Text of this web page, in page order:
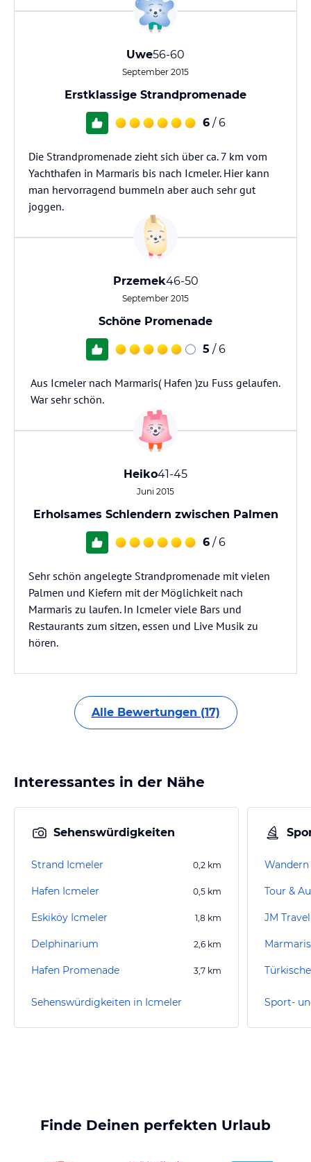
Uwe56-60
September 2015
Erstklassige Strandpromenade
6 / 6
Die Strandpromenade zieht sich über ca. 7 km vom
Yachthafen in Marmaris bis nach Icmeler. Hier kann
man hervorragend bummeln aber auch sehr gut
joggen.
Przemek46-50
September 2015
Schöne Promenade
5 / 6
Aus Icmeler nach Marmaris( Hafen )zu Fuss gelaufen.
War sehr schön.
Heiko41-45
Juni 2015
Erholsames Schlendern zwischen Palmen
6 / 6
Sehr schön angelegte Strandpromenade mit vielen
Palmen und Kiefern mit der Möglichkeit nach
Marmaris zu laufen. In Icmeler viele Bars und
Restaurants zum sitzen, essen und Live Musik zu
hören.
Alle Bewertungen (17)
Interessantes in der Nähe
Sehenswürdigkeiten
Strand Icmeler 0,2 km
Hafen Icmeler 0,5 km
Eskiköy Icmeler 1,8 km
Delphinarium 2,6 km
Hafen Promenade 3,7 km
Sehenswürdigkeiten in Icmeler
Tour &
JM
Sport-
Finde Deinen perfekten Urlaub